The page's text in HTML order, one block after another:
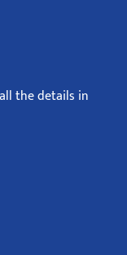
the details in